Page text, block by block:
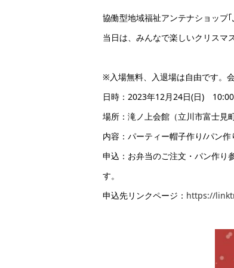
協働型地域福祉アンテナショップ
当日は、 みんなで楽しいクリスマ
※入場無料、入退場は自由です。
日時：2023年12月24日(日)
場所：滝ノ上会館（立川市富士見
内容：パーティー帽子作り/パン作
申込：お弁当のご注文・パン作り
す。
申込先リンクページ： https://